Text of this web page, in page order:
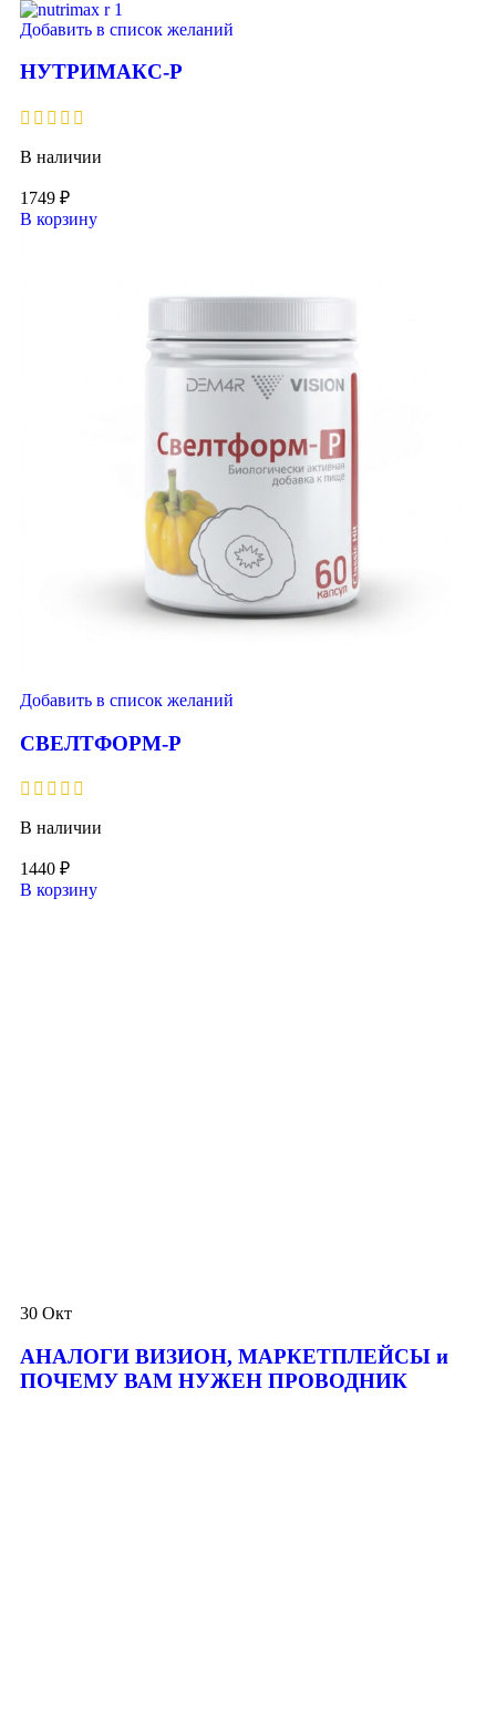
Добавить в список желаний
НУТРИМАКС-Р
В наличии
1749 ₽
В корзину
Добавить в список желаний
СВЕЛТФОРМ-Р
В наличии
1440 ₽
В корзину
30 Окт
АНАЛОГИ ВИЗИОН, МАРКЕТПЛЕЙСЫ и
ПОЧЕМУ ВАМ НУЖЕН ПРОВОДНИК